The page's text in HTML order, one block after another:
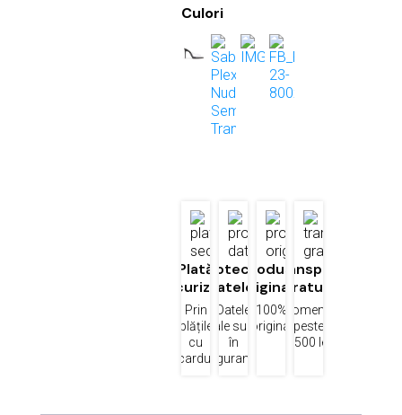
Culori
Plată
securizată
Prin
plățile
cu
cardul
Protecția
datelor
Datele
tale sunt
în
siguranță
Produse
originale
100%
original
Transport
gratuit
Comenzi
peste
1500 lei